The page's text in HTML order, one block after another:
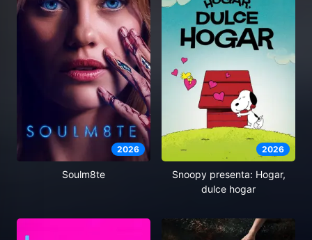
2026
Soulm8te
2026
Snoopy presenta: Hogar,
dulce hogar